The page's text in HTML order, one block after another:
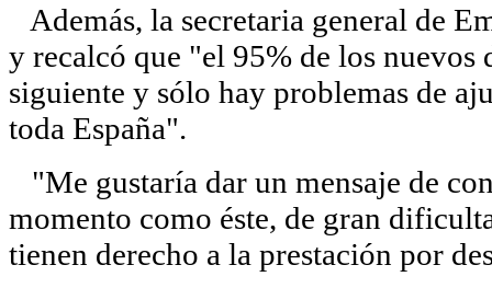
Además, la secretaria general de
y recalcó que "el 95% de los nuevos
siguiente y sólo hay problemas de
toda España".
"Me gustaría dar un mensaje de
momento como éste, de gran
tienen derecho a la prestación por